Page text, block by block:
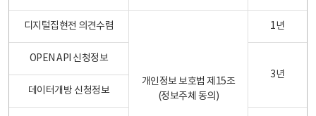
디지털집현전 의견수렴
개인정보 보호법 제15조
(정보주체 동의)
1년
OPEN API 신청정보
3년
데이터개방 신청정보